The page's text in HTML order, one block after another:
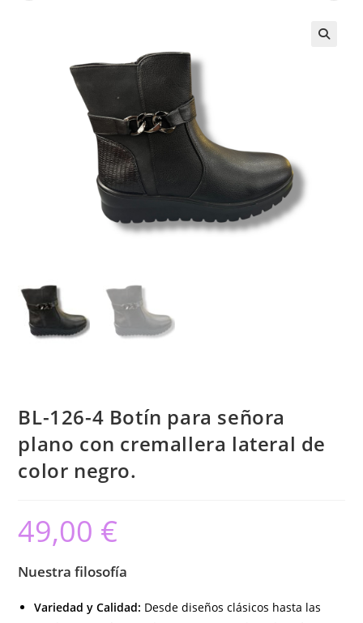
BL-126-4 Botín para señora
plano con cremallera lateral de
color negro.
49,00 €
Nuestra filosofía
Variedad y Calidad: Desde diseños clásicos hasta las